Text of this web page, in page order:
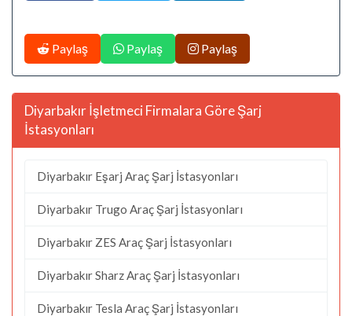
Paylaş Paylaş Paylaş
Diyarbakır İşletmeci Firmalara Göre Şarj
İstasyonları
Diyarbakır Eşarj Araç Şarj İstasyonları
Diyarbakır Trugo Araç Şarj İstasyonları
Diyarbakır ZES Araç Şarj İstasyonları
Diyarbakır Sharz Araç Şarj İstasyonları
Diyarbakır Tesla Araç Şarj İstasyonları